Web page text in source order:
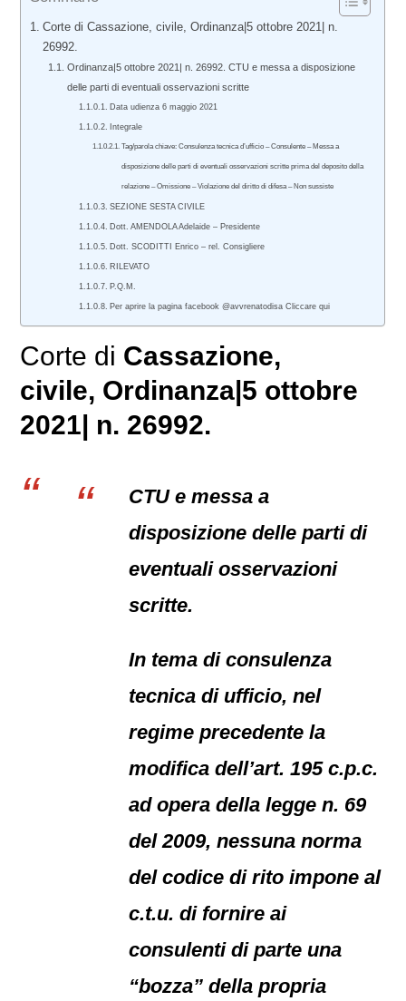
Corte di Cassazione, civile, Ordinanza|5 ottobre 2021| n.
26992.
Ordinanza|5 ottobre 2021| n. 26992. CTU e messa a disposizione
delle parti di eventuali osservazioni scritte
Data udienza 6 maggio 2021
Integrale
Tag/parola chiave: Consulenza tecnica d’ufficio – Consulente – Messa a
disposizione delle parti di eventuali osservazioni scritte prima del deposito della
relazione – Omissione – Violazione del diritto di difesa – Non sussiste
SEZIONE SESTA CIVILE
Dott. AMENDOLA Adelaide – Presidente
Dott. SCODITTI Enrico – rel. Consigliere
RILEVATO
P.Q.M.
Per aprire la pagina facebook @avvrenatodisa Cliccare qui
Corte di Cassazione,
civile, Ordinanza|5 ottobre
2021| n. 26992.
CTU e messa a
disposizione delle parti di
eventuali osservazioni
scritte.
In tema di consulenza
tecnica di ufficio, nel
regime precedente la
modifica dell’art. 195 c.p.c.
ad opera della legge n. 69
del 2009, nessuna norma
del codice di rito impone al
c.t.u. di fornire ai
consulenti di parte una
“bozza” della propria